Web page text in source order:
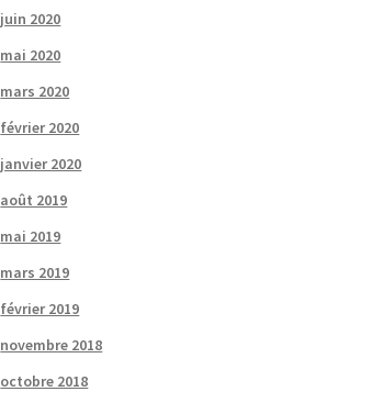
juin 2020
mai 2020
mars 2020
février 2020
janvier 2020
août 2019
mai 2019
mars 2019
février 2019
novembre 2018
octobre 2018